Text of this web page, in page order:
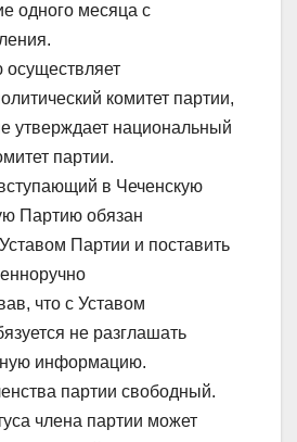
одного месяца с
комитет партии,
утверждает национальный
партии.
в Чеченскую
Партию обязан
Партии и поставить
что с Уставом
не разглашать
информацию.
партии свободный.
члена партии может